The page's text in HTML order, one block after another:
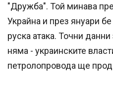
"Дружба". Той минава
Украйна и през януари
руска атака. Точни
няма - украинските
петролопровода ще